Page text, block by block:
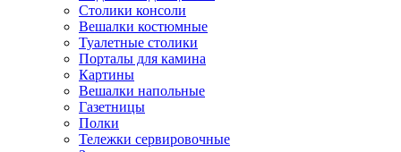
Столики консоли
Вешалки костюмные
Туалетные столики
Порталы для камина
Картины
Вешалки напольные
Газетницы
Полки
Тележки сервировочные